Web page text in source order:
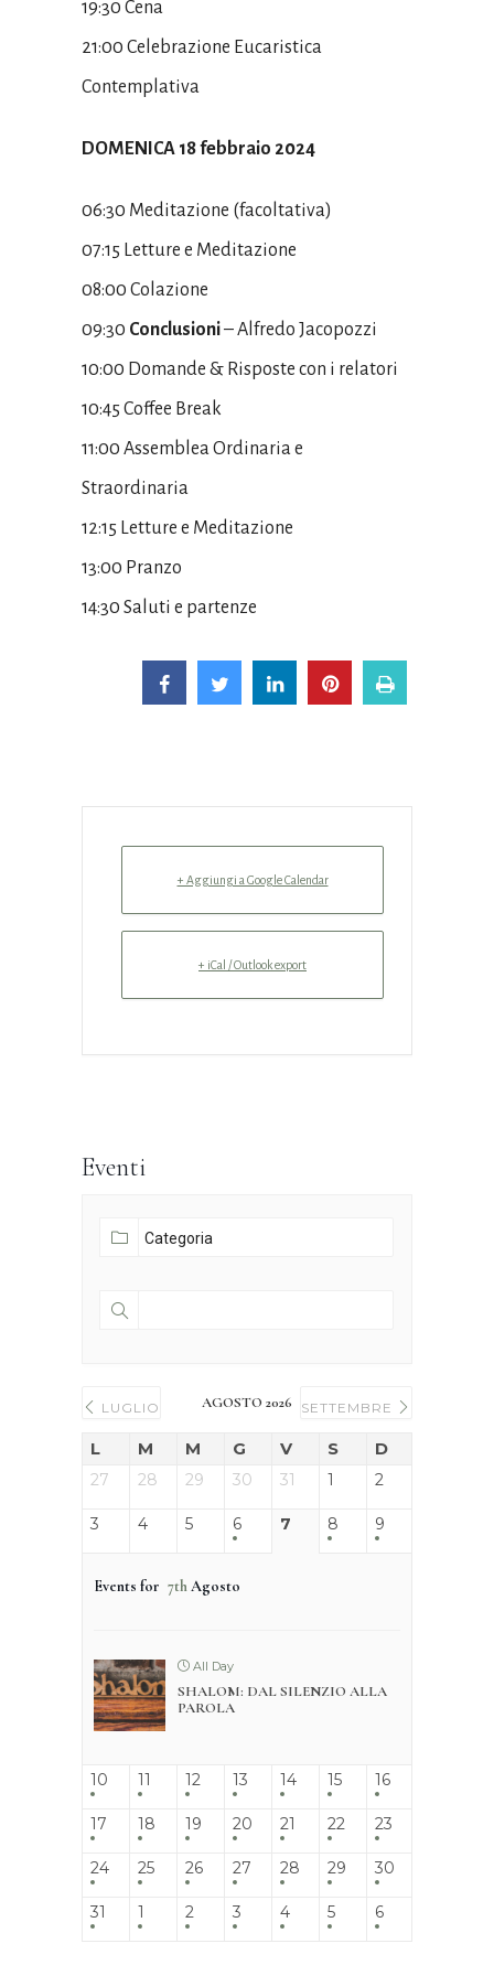
19:30 Cena
21:00 Celebrazione Eucaristica
Contemplativa
DOMENICA 18 febbraio 2024
06:30 Meditazione (facoltativa)
07:15 Letture e Meditazione
08:00 Colazione
09:30 Conclusioni– Alfredo Jacopozzi
10:00 Domande & Risposte con i relatori
10:45 Coffee Break
11:00 Assemblea Ordinaria e
Straordinaria
12:15 Letture e Meditazione
13:00 Pranzo
14:30 Saluti e partenze
+ Aggiungi a Google Calendar
+ iCal / Outlook export
Eventi
LUGLIO AGOSTO 2026 SETTEMBRE
L M M G V S D
27 28 29 30 31 1 2
3 4 5 6 7 8 9
Events for 7thAgosto
All Day
SHALOM: DAL SILENZIO ALLA
PAROLA
10 11 12 13 14 15 16
17 18 19 20 21 22 23
24 25 26 27 28 29 30
31 1 2 3 4 5 6